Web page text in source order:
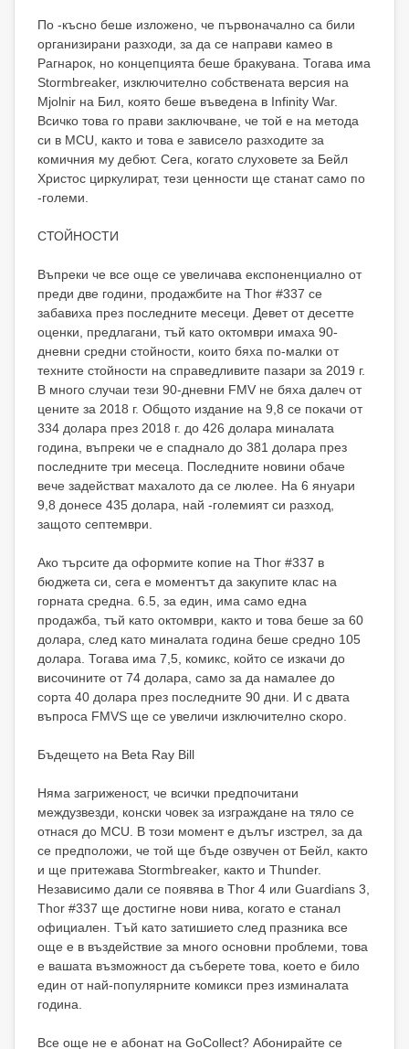
По -късно беше изложено, че първоначално са били
организирани разходи, за да се направи камео в
Рагнарок, но концепцията беше бракувана. Тогава има
Stormbreaker, изключително собствената версия на
Mjolnir на Бил, която беше въведена в Infinity War.
Всичко това го прави заключване, че той е на метода
си в MCU, както и това е зависело разходите за
комичния му дебют. Сега, когато слуховете за Бейл
Христос циркулират, тези ценности ще станат само по
-големи.
СТОЙНОСТИ
Въпреки че все още се увеличава експоненциално от
преди две години, продажбите на Thor #337 се
забавиха през последните месеци. Девет от десетте
оценки, предлагани, тъй като октомври имаха 90-
дневни средни стойности, които бяха по-малки от
техните стойности на справедливите пазари за 2019 г.
В много случаи тези 90-дневни FMV не бяха далеч от
цените за 2018 г. Общото издание на 9,8 се покачи от
334 долара през 2018 г. до 426 долара миналата
година, въпреки че е спаднало до 381 долара през
последните три месеца. Последните новини обаче
вече задействат махалото да се люлее. На 6 януари
9,8 донесе 435 долара, най -големият си разход,
защото септември.
Ако търсите да оформите копие на Thor #337 в
бюджета си, сега е моментът да закупите клас на
горната средна. 6.5, за един, има само една
продажба, тъй като октомври, както и това беше за 60
долара, след като миналата година беше средно 105
долара. Тогава има 7,5, комикс, който се изкачи до
височините от 74 долара, само за да намалее до
сорта 40 долара през последните 90 дни. И с двата
въпроса FMVS ще се увеличи изключително скоро.
Бъдещето на Beta Ray Bill
Няма загриженост, че всички предпочитани
междузвезди, конски човек за изграждане на тяло се
отнася до MCU. В този момент е дълъг изстрел, за да
се предположи, че той ще бъде озвучен от Бейл, както
и ще притежава Stormbreaker, както и Thunder.
Независимо дали се появява в Thor 4 или Guardians 3,
Thor #337 ще достигне нови нива, когато е станал
официален. Тъй като затишието след празника все
още е в въздействие за много основни проблеми, това
е вашата възможност да съберете това, което е било
един от най-популярните комикси през изминалата
година.
Все още не е абонат на GoCollect? Абонирайте се